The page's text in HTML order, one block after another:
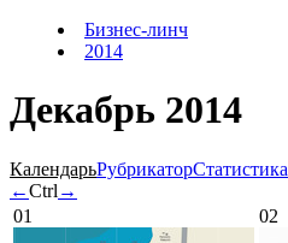
Бизнес-линч
2014
Декабрь 2014
КалендарьРубрикаторСтатистика
←Ctrl →
01
02